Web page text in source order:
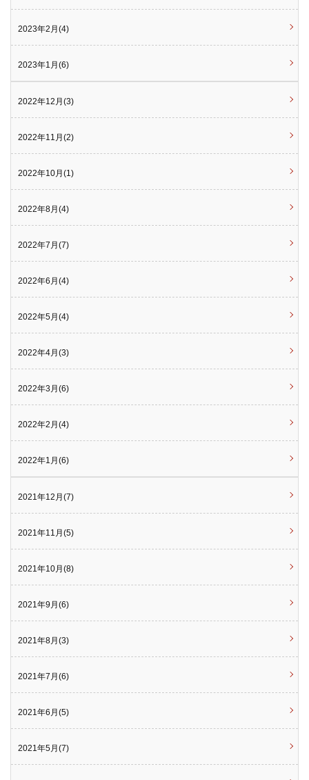
2023年2月(4)
2023年1月(6)
2022年12月(3)
2022年11月(2)
2022年10月(1)
2022年8月(4)
2022年7月(7)
2022年6月(4)
2022年5月(4)
2022年4月(3)
2022年3月(6)
2022年2月(4)
2022年1月(6)
2021年12月(7)
2021年11月(5)
2021年10月(8)
2021年9月(6)
2021年8月(3)
2021年7月(6)
2021年6月(5)
2021年5月(7)